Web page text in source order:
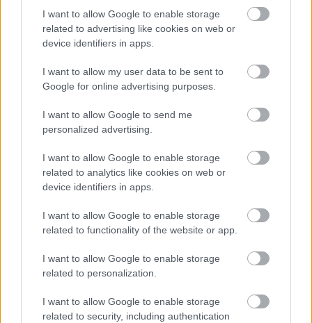
I want to allow Google to enable storage
related to advertising like cookies on web or
device identifiers in apps.
I want to allow my user data to be sent to
Google for online advertising purposes.
I want to allow Google to send me
personalized advertising.
I want to allow Google to enable storage
related to analytics like cookies on web or
device identifiers in apps.
I want to allow Google to enable storage
related to functionality of the website or app.
I want to allow Google to enable storage
related to personalization.
I want to allow Google to enable storage
related to security, including authentication
οργάνων 12,3”, infotainment Alfa Connect με
οθόνη αφής 10,25” και διαμορφώσιμο interface η
Tonale έχει πολύ εύκολο χειρισμό, ακολουθώντας
τη λογική ενός smartphone. Η συνδεσιμότητα
περιλαμβάνει ασύρματη επικοινωνία με Apple
ψηφιακές υπηρεσίες Alfa Connect. Ασφαλώς
The Air, για συνεχή ευθυγράμμιση του λογισμικού
με τις τελευταίες εξελίξεις.
Στην Ελλάδα οι πρώτες παραδόσεις της
στο πρώτο τρίμηνο του 2026.